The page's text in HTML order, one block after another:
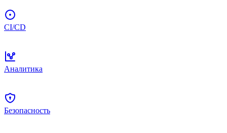
CI/CD
Аналитика
Безопасность